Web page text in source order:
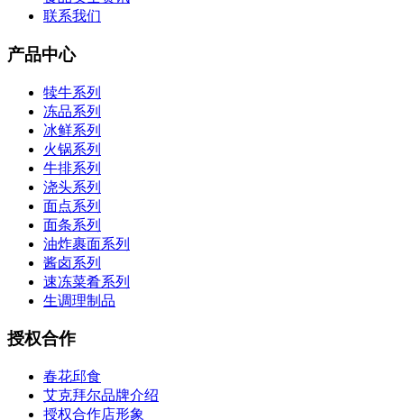
联系我们
产品中心
犊牛系列
冻品系列
冰鲜系列
火锅系列
牛排系列
浇头系列
面点系列
面条系列
油炸裹面系列
酱卤系列
速冻菜肴系列
生调理制品
授权合作
春花邱食
艾克拜尔品牌介绍
授权合作店形象